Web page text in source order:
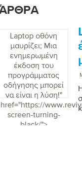
Laptop οθόνη
μαυρίζει; Μια
ενημερωμένη
έκδοση του
προγράμματος
οδήγησης μπορεί
να είναι η λύση!"
href="https://
screen-turning-
black/">